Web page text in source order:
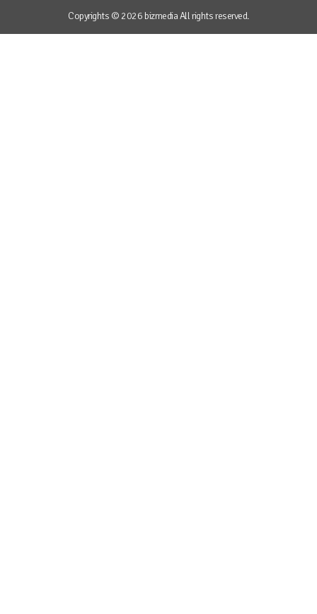
Copyrights © 2026 bizmedia All rights reserved.